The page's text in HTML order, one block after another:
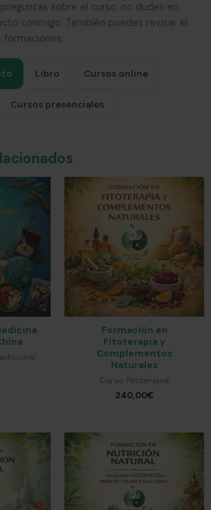
sobre el curso, no dudes en
conmigo. También puedes revisar el
Libro Cursos online
Cursos presenciales
Formación en
Fitoterapia y
Complementos
Naturales
Curso Fitoterapia
240,00€